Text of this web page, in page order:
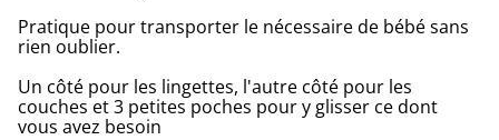
Pratique pour transporter le nécessaire de bébé sans
rien oublier.
Un côté pour les lingettes, l'autre côté pour les
couches et 3 petites poches pour y glisser ce dont
vous avez besoin